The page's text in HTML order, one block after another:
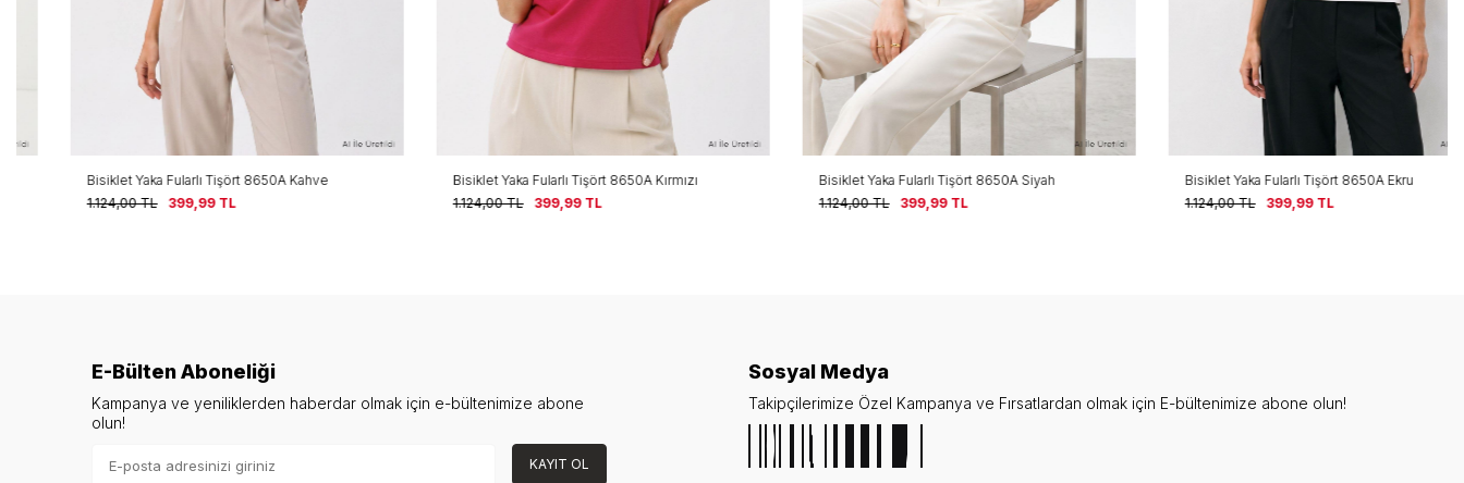
Bisiklet Yaka Fularlı Tişört 8650A Kahve
TL 399,99 TL
Bisiklet Yaka Fularlı Tişört 8650A Kırmızı
TL 399,99 TL
Bisiklet Yaka Fularlı Tişört 8650A Siyah
TL 399,99 TL
Bisiklet Yaka Fularlı Tişört 8650A Ekru
TL 399,99 TL
E-Bülten Aboneliği
Kampanya ve yeniliklerden haberdar olmak için e-bültenimize abone
olun!
KAYIT OL
Sosyal Medya
Takipçilerimize Özel Kampanya ve Fırsatlardan olmak için E-bültenimize abone olun!